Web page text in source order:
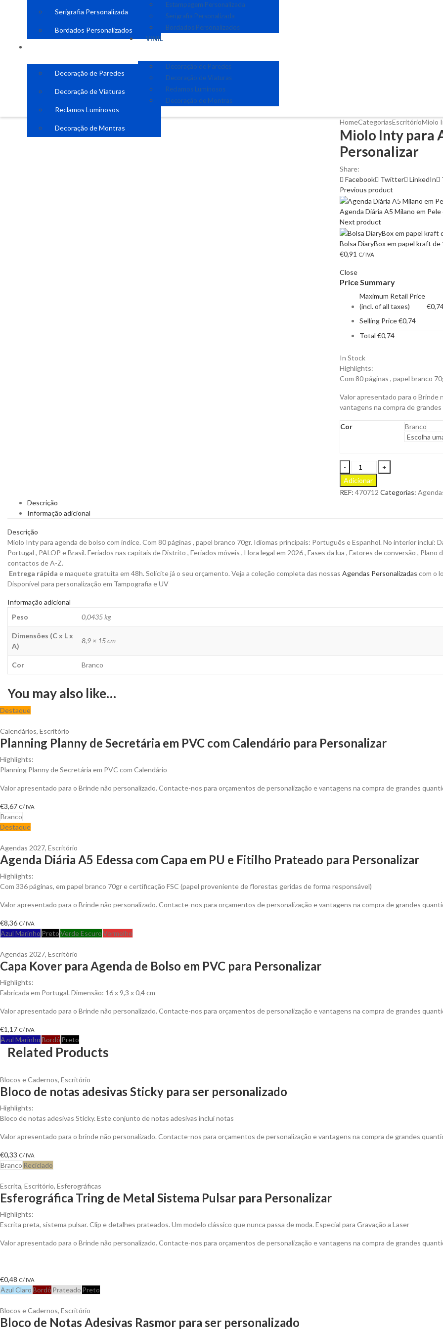
Serigrafia Personalizada
Bordados Personalizados
Decoração de Paredes
Decoração de Viaturas
Reclamos Luminosos
Decoração de Montras
Estampagem Personalizada
Serigrafia Personalizada
Bordados Personalizados
VINIL
Decoração de Paredes
Decoração de Viaturas
Reclamos Luminosos
Decoração de Montras
HomeCategoriasEscritórioMiolo
Miolo Inty para
Personalizar
Share:
Facebook
Twitter LinkedIn
Previous product
Agenda Diária A5 Milano em
Next product
Bolsa DiaryBox em papel kraft
€0,91 C/ IVA
Close
Price Summary
Maximum Retail Price
(incl. of all taxes)
€
Selling Price€0,74
Total €0,74
In Stock
Highlights:
Com 80 páginas , papel branco
Valor apresentado para o Brinde
vantagens na compra de
Cor Branco
Miolo
Inty
para
Agenda
para
Adicionar
REF: 470712 Categorias:
Descrição
Informação adicional
Descrição
Miolo Inty para agenda de bolso com índice. Com 80 páginas , papel branco 70gr. Idiomas principais: Português e Espanhol. No interior inclui:
Portugal , PALOP e Brasil. Feriados nas capitais de Distrito , Feriados móveis , Hora legal em 2026 , Fases da lua , Fatores de conversão ,
contactos de A-Z.
Entrega rápida e maquete gratuita em 48h. Solicite já o seu orçamento. Veja a coleção completa das nossas Agendas Personalizadas com o
Disponível para personalização em Tampografia e UV
Informação adicional
Peso
0,0435 kg
Dimensões (C x L x
A)
8,9 × 15 cm
Cor Branco
You may also like…
Destaque
Calendários, Escritório
Planning Planny de Secretária em PVC com Calendário para Personalizar
Highlights:
Planning Planny de Secretária em PVC com Calendário
Valor apresentado para o Brinde não personalizado. Contacte-nos para orçamentos de personalização e vantagens na compra de grandes
€3,67 C/ IVA
Branco
Destaque
Agendas 2027, Escritório
Agenda Diária A5 Edessa com Capa em PU e Fitilho Prateado para Personalizar
Highlights:
Com 336 páginas, em papel branco 70gr e certificação FSC (papel proveniente de florestas geridas de forma responsável)
Valor apresentado para o Brinde não personalizado. Contacte-nos para orçamentos de personalização e vantagens na compra de grandes
€8,36 C/ IVA
Azul Marinho PretoVerde EscuroVermelho
Agendas 2027, Escritório
Capa Kover para Agenda de Bolso em PVC para Personalizar
Highlights:
Fabricada em Portugal. Dimensão: 16 x 9,3 x 0,4 cm
Valor apresentado para o Brinde não personalizado. Contacte-nos para orçamentos de personalização e vantagens na compra de grandes
€1,17 C/ IVA
Azul MarinhoBordô Preto
Related Products
Blocos e Cadernos, Escritório
Bloco de notas adesivas Sticky para ser personalizado
Highlights:
Bloco de notas adesivas Sticky. Este conjunto de notas adesivas incluí notas
Valor apresentado para o brinde não personalizado. Contacte-nos para orçamentos de personalização e vantagens na compra de grandes
€0,33 C/ IVA
Branco Reciclado
Escrita, Escritório, Esferográficas
Esferográfica Tring de Metal Sistema Pulsar para Personalizar
Highlights:
Escrita preta, sistema pulsar. Clip e detalhes prateados. Um modelo clássico que nunca passa de moda. Especial para Gravação a Laser
Valor apresentado para o Brinde não personalizado. Contacte-nos para orçamentos de personalização e vantagens na compra de grandes
€0,48 C/ IVA
Azul ClaroBordô Prateado Preto
Blocos e Cadernos, Escritório
Bloco de Notas Adesivas Rasmor para ser personalizado